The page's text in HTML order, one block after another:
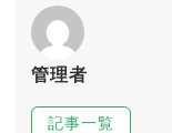
管理者
記事一覧